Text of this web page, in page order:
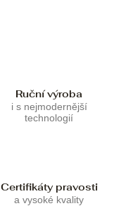
Ruční výroba
i s nejmodernější
technologií
Certifikáty pravosti
a vysoké kvality